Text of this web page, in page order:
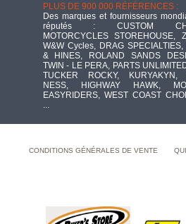
PLUS DE 900 000 RÉFÉRENCES :
Des marques et fournisseurs
réputés : CUSTOM
MOTORCYCLES STOREHOUSE,
W&W Cycles, DRAG SPECIALTIES,
& HINES, ROLAND SANDS
TWIN - LE PERA, PARTS
TUCKER ROCKY, KURYAKYN,
NESS, HIGHWAY HAWK,
EASYRIDERS, WEST COAST
CONDITIONS GÉNÉRALES DE VENTE